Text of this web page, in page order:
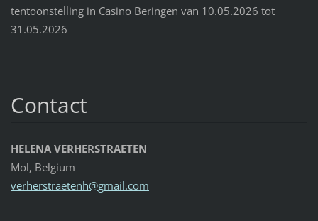
tentoonstelling in Casino Beringen van 10.05.2026 tot
31.05.2026
Contact
HELENA VERHERSTRAETEN
Mol, Belgium
verherstraetenh@gmail.com